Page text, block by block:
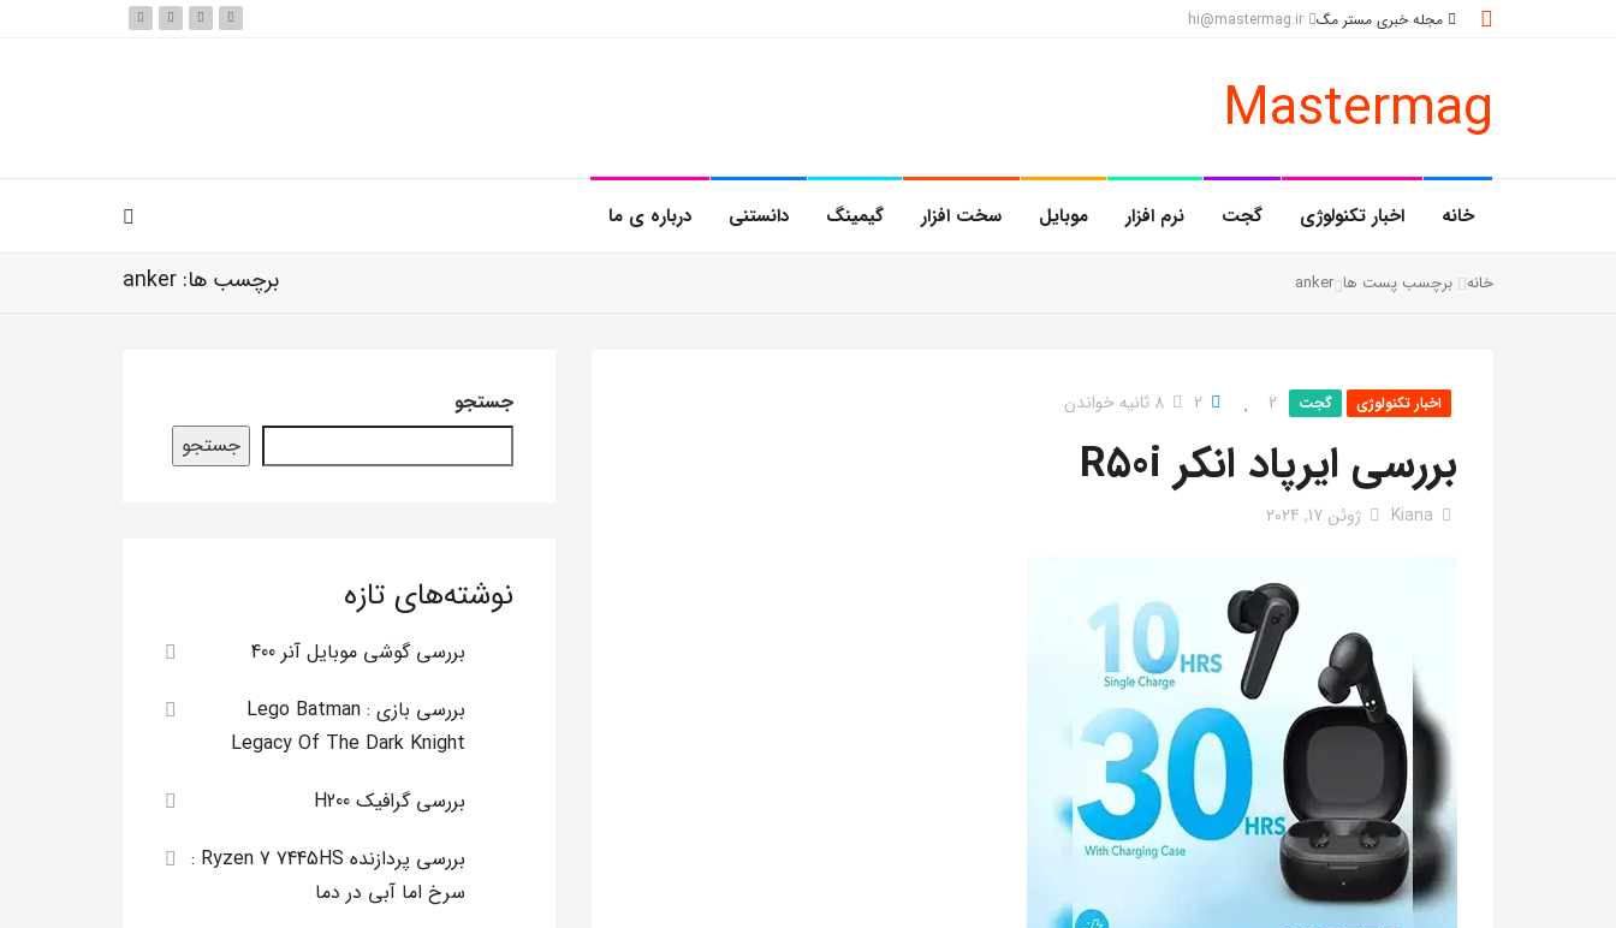
مجله خبری مستر مگ
Mastermag
خانه اخبار تکنولوژی گجت نرم افزار موبایل سخت افزار گیمینگ دانستنی درباره ی ما
برچسب ها: anker خانه برچسب پست ها anker
اخبار تکنولوژی گجت 2
2 8 ثانیه خواندن
بررسی ایرپاد انکر R50i
Kiana ژوئن 17, 2024
جستجو
جستجو
نوشته‌های تازه
بررسی گوشی موبایل آنر 400
بررسی بازی Lego Batman :
Legacy Of The Dark Knight
بررسی گرافیک H200
بررسی پردازنده Ryzen 7 7445HS :
سرخ اما آبی در دما